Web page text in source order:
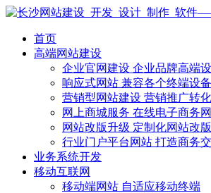
首页
高端网站建设
企业官网建设 企业品牌高端
响应式网站 兼容各个终端设备
营销型网站建设 营销推广转
网上商城服务 在线电子商务
网站改版升级 定制化网站改版
行业门户平台网站 打造商务
业务系统开发
移动互联网
移动端网站 自适应移动终端